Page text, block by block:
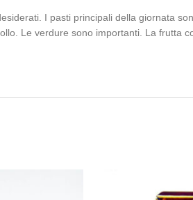
I pasti principali della giornata
Le verdure sono importanti. La frutta